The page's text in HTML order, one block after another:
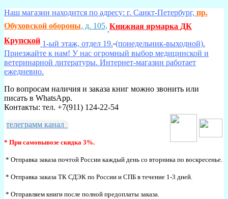
Наш магазин находится по адресу: г. Санкт-Петербург, пр.
Обуховской обороны, д. 105,,Книжная ярмарка ДК
Крупской 1-ый этаж, отдел 19. (понедельник-выходной).
Приезжайте к нам! У нас огромный выбор медицинской и
ветеринарной литературы. Интернет-магазин работает
ежедневно.
По вопросам наличия и заказа книг можно звонить или
писать в WhatsApp.
Контакты: тел. +7(911) 124-22-54
телеграмм канал
* При самовывозе скидка 3%.
* Отправка заказа почтой России каждый день со вторника по воскресенье.
* Отправка заказа ТК СДЭК по России и СПБ в течение 1-3 дней.
* Отправляем книги после полной предоплаты заказа.